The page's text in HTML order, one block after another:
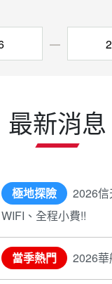
最新消息
極地探險
2026
WIFI、全程小費!!
當季熱門 2026